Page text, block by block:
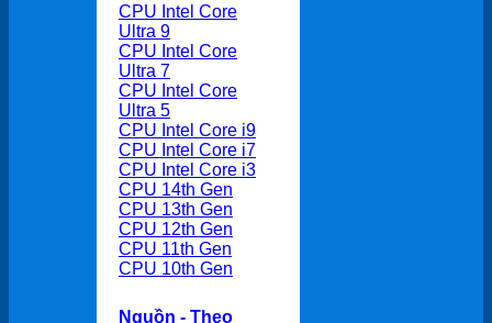
CPU Intel Core
Ultra 9
CPU Intel Core
Ultra 7
CPU Intel Core
Ultra 5
CPU Intel Core i9
CPU Intel Core i7
CPU Intel Core i3
CPU 14th Gen
CPU 13th Gen
CPU 12th Gen
CPU 11th Gen
CPU 10th Gen
Nguồn - Theo